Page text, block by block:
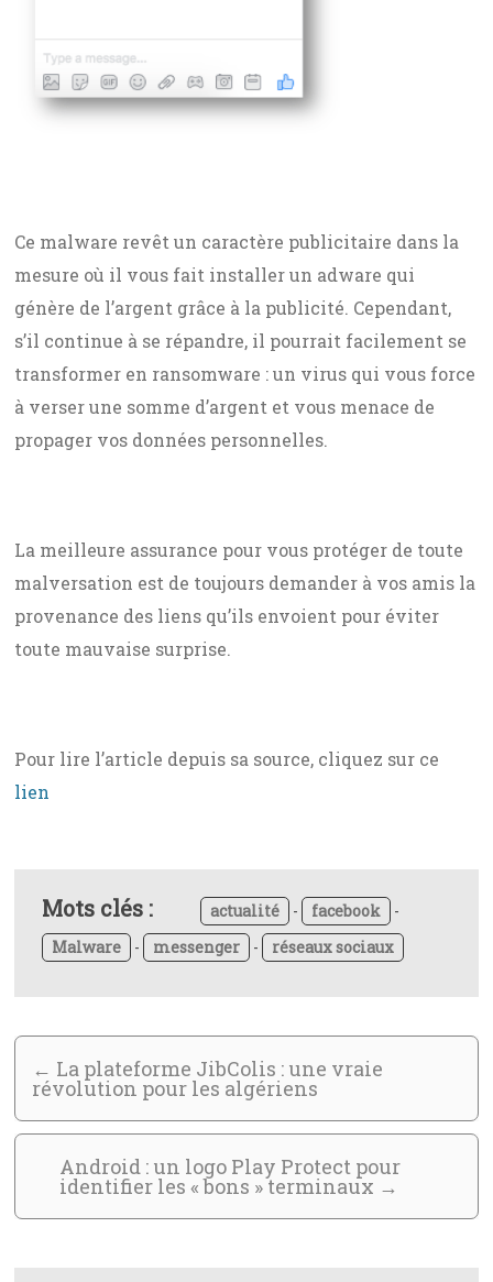
Ce malware revêt un caractère publicitaire dans la
mesure où il vous fait installer un adware qui
génère de l’argent grâce à la publicité. Cependant,
s’il continue à se répandre, il pourrait facilement se
transformer en ransomware : un virus qui vous force
à verser une somme d’argent et vous menace de
propager vos données personnelles.
La meilleure assurance pour vous protéger de toute
malversation est de toujours demander à vos amis la
provenance des liens qu’ils envoient pour éviter
toute mauvaise surprise.
Pour lire l’article depuis sa source, cliquez sur ce
lien
Mots clés : actualité - facebook
-
Malware
- messenger - réseaux sociaux
← La plateforme JibColis : une vraie
révolution pour les algériens
Android : un logo Play Protect pour
identifier les « bons » terminaux →